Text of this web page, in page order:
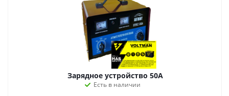
Зарядное устройство 50А
Есть в наличии